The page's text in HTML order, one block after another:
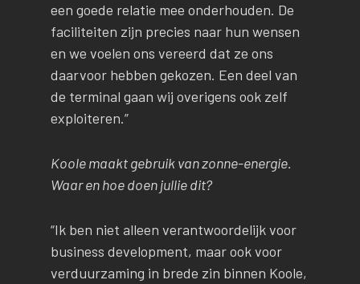
een goede relatie mee onderhouden. De
faciliteiten zijn precies naar hun wensen
en we voelen ons vereerd dat ze ons
daarvoor hebben gekozen. Een deel van
de terminal gaan wij overigens ook zelf
exploiteren.”
Koole maakt gebruik van zonne-energie.
Waar en hoe doen jullie dit?
“Ik ben niet alleen verantwoordelijk voor
business development, maar ook voor
verduurzaming in brede zin binnen Koole,